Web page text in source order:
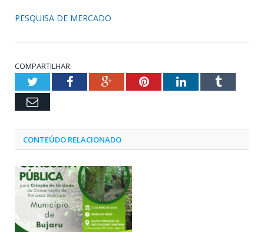
PESQUISA DE MERCADO
COMPARTILHAR:
TwitterFacebookGoogle+PinterestLinkedInTumblr
Email
CONTEÚDO RELACIONADO